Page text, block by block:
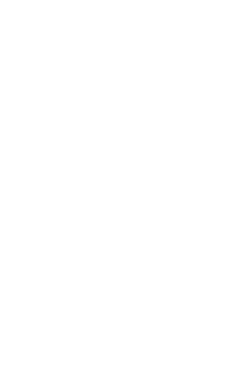
schön:
Beautyblog